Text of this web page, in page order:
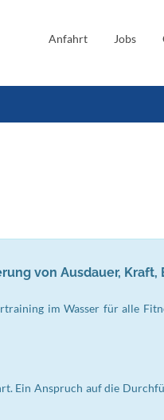
Anfahrt Jobs
von Ausdauer,
im Wasser für alle
Ein Anspruch auf die